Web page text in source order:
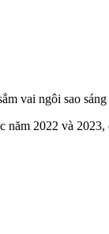
vai ngôi sao
2022 và